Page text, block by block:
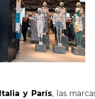
Italia y París, las